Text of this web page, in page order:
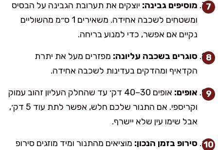
מוסיפים גבינה: יוצקים את תערובת הגבינה על הבסיס
ומשטחים לשכבה אחידה. משאירים 1 ס״מ מהשוליים
נקיים אם אפשר, כדי למנוע בריחה.
סוגרים בשכבה עליונה: מפזרים מעל את יתרת
הקדאיף ומהדקים בעדינות לשכבה אחידה.
אופים:
אופים 30–40 דק׳ עד שהחלק העליון זהוב עמוק
וקריספי. אם התנור שלכם חלש, אפשר לתת עוד 5 דק׳,
אבל שימו עין שלא יישרף.
סירופ בזמן הנכון: מוציאים מהתנור ומיד מוזגים סירופ